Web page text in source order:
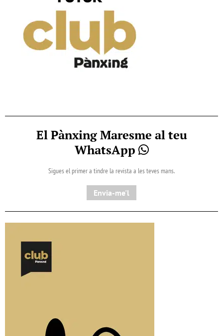
El Pànxing Maresme al teu
WhatsApp
Sigues el primer a tindre la revista a les teves mans.
Envia-me'l